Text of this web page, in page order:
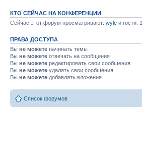
КТО СЕЙЧАС НА КОНФЕРЕНЦИИ
Сейчас этот форум просматривают: wyle и гости: 1
ПРАВА ДОСТУПА
Вы не можете начинать темы
Вы не можете отвечать на сообщения
Вы не можете редактировать свои сообщения
Вы не можете удалять свои сообщения
Вы не можете добавлять вложения
Список форумов